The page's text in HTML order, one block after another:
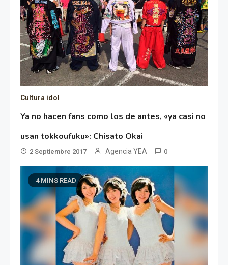
Cultura idol
Ya no hacen fans como los de antes, «ya casi no
usan tokkoufuku»: Chisato Okai
2 Septiembre 2017 Agencia YEA 0
4 MINS READ